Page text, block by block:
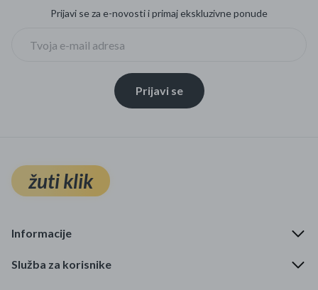
Prijavi se za e-novosti i primaj ekskluzivne ponude
Prijavi se
žuti klik
Informacije
Služba za korisnike